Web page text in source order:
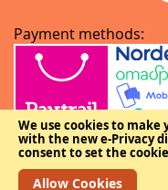
We use cookies to
with the new e-Privacy
consent to set the
Allow Cookies
Payment methods:
Copyright © The